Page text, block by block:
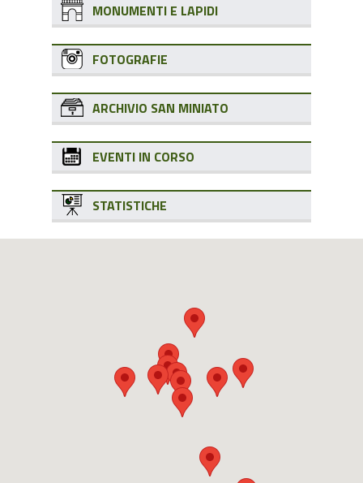
MONUMENTI E LAPIDI
FOTOGRAFIE
ARCHIVIO SAN MINIATO
EVENTI IN CORSO
STATISTICHE